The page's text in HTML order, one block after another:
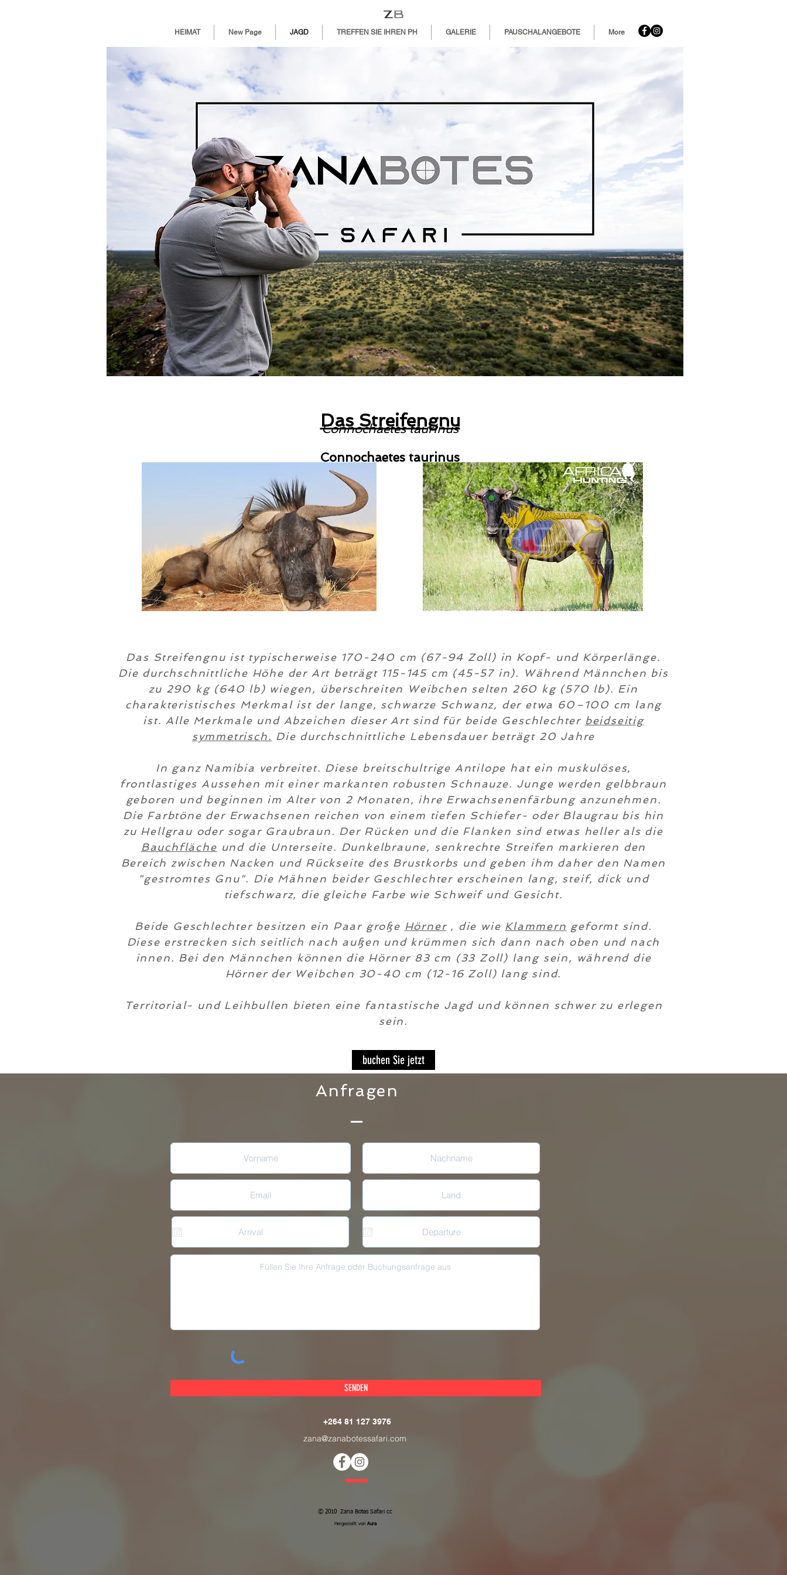
HEIMAT New Page JAGD TREFFEN SIE IHREN PH GALERIE PAUSCHALANGEBOTE More
Das Streifengnu
Connochaetes taurinus
Connochaetes taurinus
Das Streifengnu ist typischerweise 170-240 cm (67-94 Zoll) in Kopf- und Körperlänge.
Die durchschnittliche Höhe der Art beträgt 115-145 cm (45-57 in). Während Männchen bis
zu 290 kg (640 lb) wiegen, überschreiten Weibchen selten 260 kg (570 lb). Ein
charakteristisches Merkmal ist der lange, schwarze Schwanz, der etwa 60–100 cm lang
ist. Alle Merkmale und Abzeichen dieser Art sind für beide Geschlechter beidseitig
symmetrisch. Die durchschnittliche Lebensdauer beträgt 20 Jahre
In ganz Namibia verbreitet. Diese breitschultrige Antilope hat ein muskulöses,
frontlastiges Aussehen mit einer markanten robusten Schnauze. Junge werden gelbbraun
geboren und beginnen im Alter von 2 Monaten, ihre Erwachsenenfärbung anzunehmen.
Die Farbtöne der Erwachsenen reichen von einem tiefen Schiefer- oder Blaugrau bis hin
zu Hellgrau oder sogar Graubraun. Der Rücken und die Flanken sind etwas heller als die
Bauchfläche und die Unterseite. Dunkelbraune, senkrechte Streifen markieren den
Bereich zwischen Nacken und Rückseite des Brustkorbs und geben ihm daher den Namen
"gestromtes Gnu". Die Mähnen beider Geschlechter erscheinen lang, steif, dick und
tiefschwarz, die gleiche Farbe wie Schweif und Gesicht.
Beide Geschlechter besitzen ein Paar große Hörner, die wie Klammern geformt sind.
Diese erstrecken sich seitlich nach außen und krümmen sich dann nach oben und nach
innen. Bei den Männchen können die Hörner 83 cm (33 Zoll) lang sein, während die
Hörner der Weibchen 30-40 cm (12-16 Zoll) lang sind.
Territorial- und Leihbullen bieten eine fantastische Jagd und können schwer zu erlegen
sein.
buchen Sie jetzt
Anfragen
SENDEN
+264 81 127 3976
zana@zanabotessafari.com
© 2010 Zana Botes Safari cc
Hergestellt von Aura